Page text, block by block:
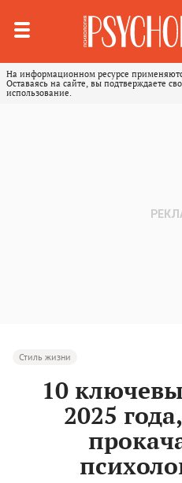
На информационном ресурсе
Оставаясь на сайте, вы подтверждаете
использование.
Стиль жизни
10
2025